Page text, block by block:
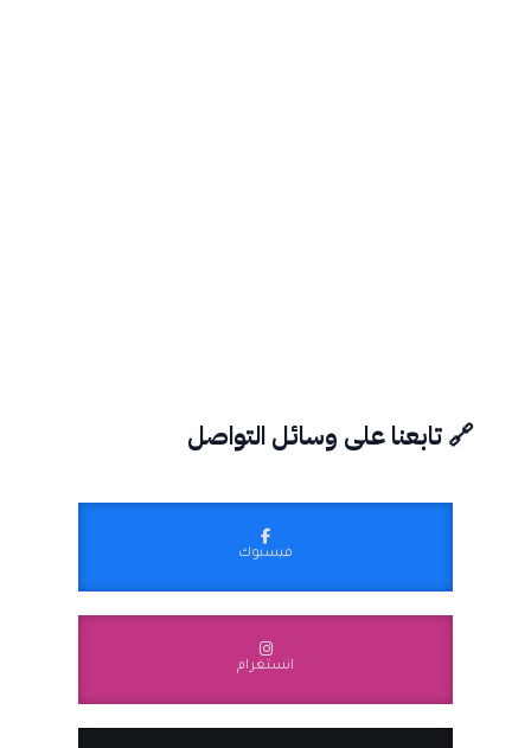
🔗 تابعنا على وسائل التواصل
فيسبوك
انستغرام